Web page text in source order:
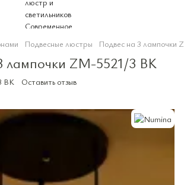
Подвесные люстры Подвес на 3 лампочки
лампочки ZM-5521/3 BK
BK Оставить отзыв